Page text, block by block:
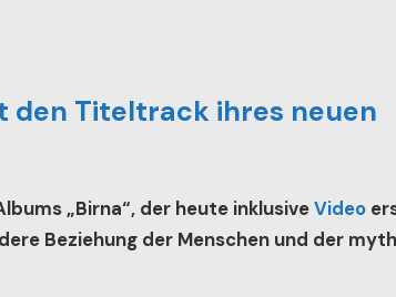
den Titeltrack ihres neuen
„Birna“, der heute inklusiveVideo
Beziehung der Menschen und der